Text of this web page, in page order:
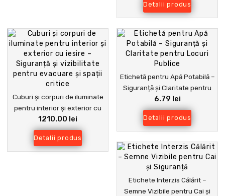
Detalii produs
Cuburi și corpuri de iluminate
pentru interior și exterior cu
iesire – Siguranță și vizibilitate
pentru evacuare și spații
critice
1210.00 lei
Detalii produs
Etichetă pentru Apă Potabilă –
Siguranță și Claritate pentru
Locuri Publice
6.79 lei
Detalii produs
Etichete Interzis Călărit –
Semne Vizibile pentru Cai și